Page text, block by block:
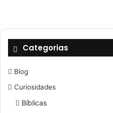
Categorias
Blog
Curiosidades
Bíblicas